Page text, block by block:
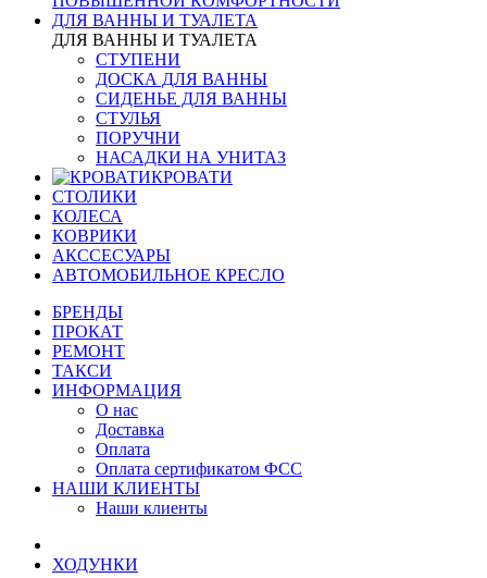
ДЛЯ ВАННЫ И ТУАЛЕТА
ДЛЯ ВАННЫ И ТУАЛЕТА
СТУПЕНИ
ДОСКА ДЛЯ ВАННЫ
СИДЕНЬЕ ДЛЯ ВАННЫ
СТУЛЬЯ
ПОРУЧНИ
НАСАДКИ НА УНИТАЗ
КРОВАТИ
СТОЛИКИ
КОЛЕСА
КОВРИКИ
АКССЕСУАРЫ
АВТОМОБИЛЬНОЕ КРЕСЛО
БРЕНДЫ
ПРОКАТ
РЕМОНТ
ТАКСИ
ИНФОРМАЦИЯ
О нас
Доставка
Оплата
Оплата сертификатом ФСС
НАШИ КЛИЕНТЫ
Наши клиенты
ХОДУНКИ